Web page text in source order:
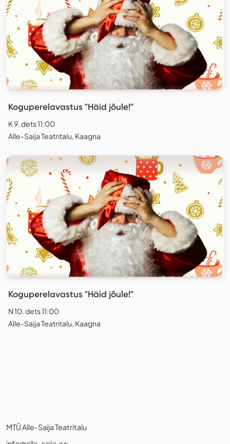
Koguperelavastus "Häid jõule!"
K 9. dets 11:00
Alle-Saija Teatritalu, Kaagna
Koguperelavastus "Häid jõule!"
N 10. dets 11:00
Alle-Saija Teatritalu, Kaagna
MTÜ Alle-Saija Teatritalu